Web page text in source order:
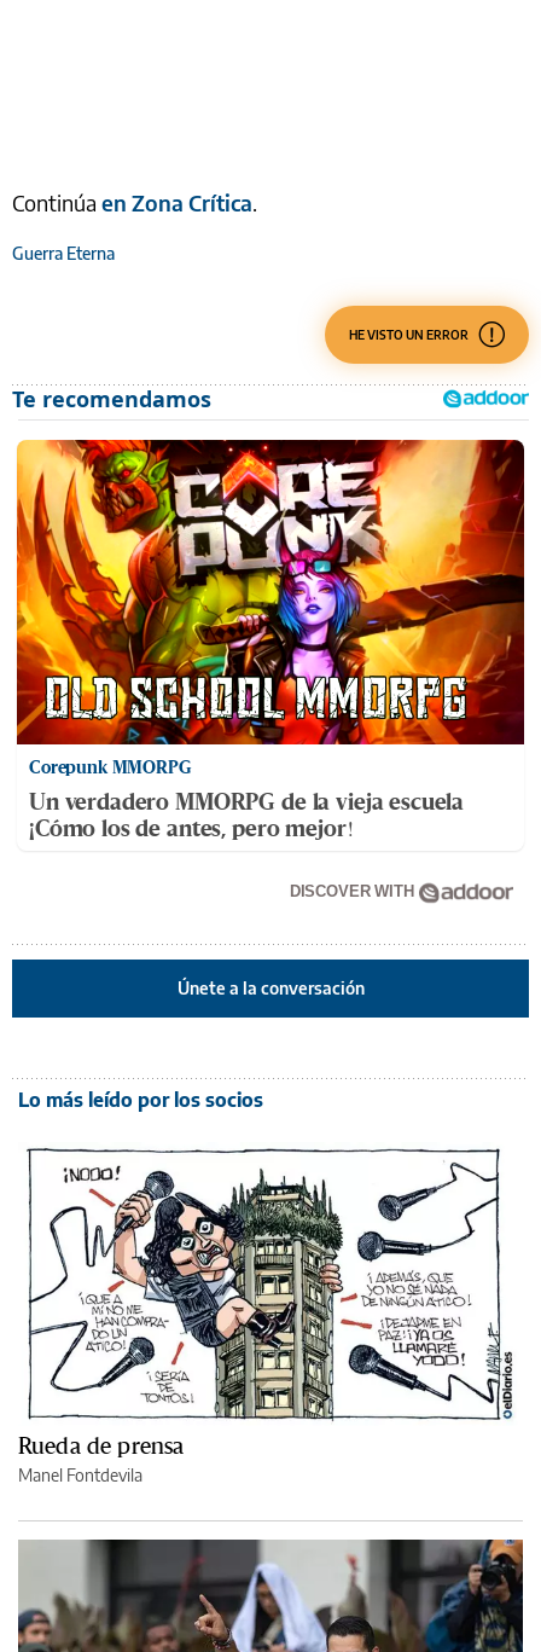
Continúa en Zona Crítica.
Guerra Eterna
HE VISTO UN ERROR
Corepunk MMORPG
Un verdadero MMORPG de la vieja escuela
¡Cómo los de antes, pero mejor!
DISCOVER WITH
Únete a la conversación
Lo más leído por los socios
Rueda de prensa
Manel Fontdevila